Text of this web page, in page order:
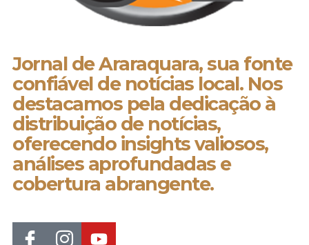
Jornal de Araraquara, sua fonte
confiável de notícias local. Nos
destacamos pela dedicação à
distribuição de notícias,
oferecendo insights valiosos,
análises aprofundadas e
cobertura abrangente.